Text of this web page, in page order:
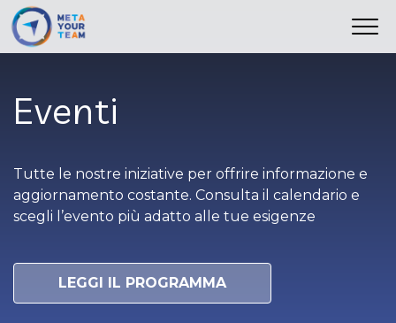
Eventi
Tutte le nostre iniziative per offrire informazione e
aggiornamento costante. Consulta il calendario e
scegli l’evento più adatto alle tue esigenze
LEGGI IL PROGRAMMA